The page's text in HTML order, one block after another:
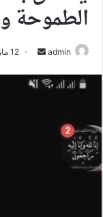
الطموحة
admin
أرسل
إلكترونيا
12 مارس 2021